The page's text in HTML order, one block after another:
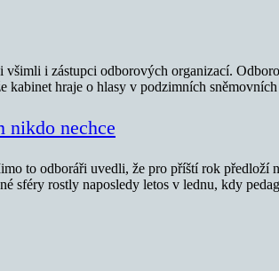
i zástupci odborových organizací.
kabinet hraje o hlasy v podzimních
nikdo nechce
to odboráři uvedli, že pro příští rok předloží
sféry rostly naposledy letos v lednu, kdy